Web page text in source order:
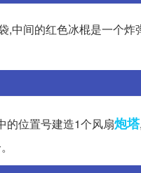
,中间的红色冰棍是一个
的位置号建造1个风扇炮塔